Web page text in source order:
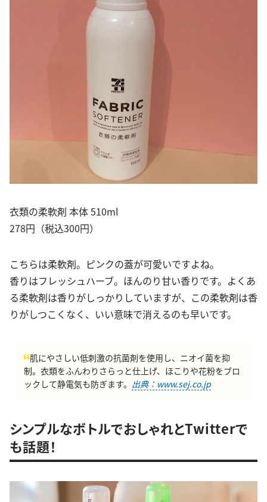
衣類の柔軟剤 本体 510ml
278円（税込300円）
こちらは柔軟剤。ピンクの蓋が可愛いですよね。
香りはフレッシュハーブ。ほんのり甘い香りです。よくあ
る柔軟剤は香りがしっかりしていますが、この柔軟剤は香
りがしつこくなく、いい意味で消えるのも早いです。
肌にやさしい低刺激の抗菌剤を使用し、ニオイ菌を抑
制。衣類をふんわりさらっと仕上げ、ほこりや花粉をブロ
ックして静電気も防ぎます。 出典：www.sej.co.jp
シンプルなボトルでおしゃれとTwitterで
も話題！